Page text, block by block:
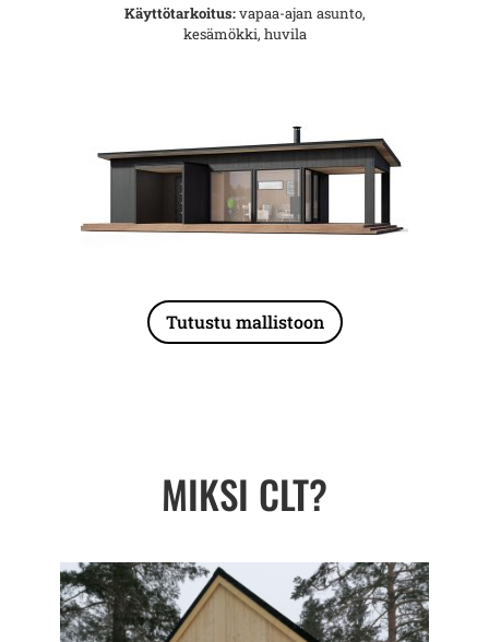
Käyttötarkoitus:vapaa-ajan asunto,
kesämökki, huvila
Tutustu mallistoon
MIKSI CLT?